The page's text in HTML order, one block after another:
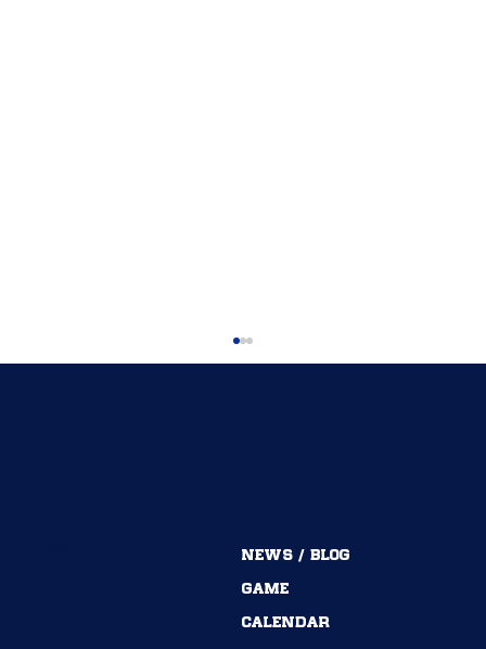
54期→55期｜ありがとうございました！
NEWS / BLOG
GAME
CALENDAR